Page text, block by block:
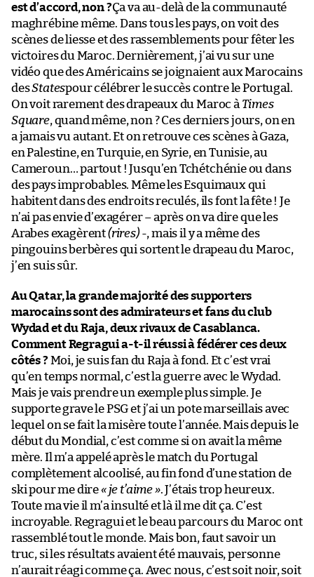
est d’accord, non ?Ça va au-delà de la communauté
maghrébine même. Dans tous les pays, on voit des
scènes de liesse et des rassemblements pour fêter les
victoires du Maroc. Dernièrement, j’ai vu sur une
vidéo que des Américains se joignaient aux Marocains
desStatespour célébrer le succès contre le Portugal.
On voit rarement des drapeaux du Maroc à Times
Square, quand même, non ? Ces derniers jours, on en
a jamais vu autant. Et on retrouve ces scènes à Gaza,
en Palestine, en Turquie, en Syrie, en Tunisie, au
Cameroun… partout ! Jusqu’en Tchétchénie ou dans
des pays improbables. Même les Esquimaux qui
habitent dans des endroits reculés, ils font la fête ! Je
n’ai pas envie d’exagérer – après on va dire que les
Arabes exagèrent(rires)-, mais il y a même des
pingouins berbères qui sortent le drapeau du Maroc,
j’en suis sûr.
Au Qatar, la grande majorité des supporters
marocains sont des admirateurs et fans du club
Wydad et du Raja, deux rivaux de Casablanca.
Comment Regragui a-t-il réussi à fédérer ces deux
côtés ? Moi, je suis fan du Raja à fond. Et c’est vrai
qu’en temps normal, c’est la guerre avec le Wydad.
Mais je vais prendre un exemple plus simple. Je
supporte grave le PSG et j’ai un pote marseillais avec
lequel on se fait la misère toute l’année. Mais depuis le
début du Mondial, c’est comme si on avait la même
mère. Il m’a appelé après le match du Portugal
complètement alcoolisé, au fin fond d’une station de
ski pour me dire« je t’aime ». J’étais trop heureux.
Toute ma vie il m’a insulté et là il me dit ça. C’est
incroyable. Regragui et le beau parcours du Maroc ont
rassemblé tout le monde. Mais bon, faut savoir un
truc, si les résultats avaient été mauvais, personne
n’aurait réagi comme ça. Avec nous, c’est soit noir, soit